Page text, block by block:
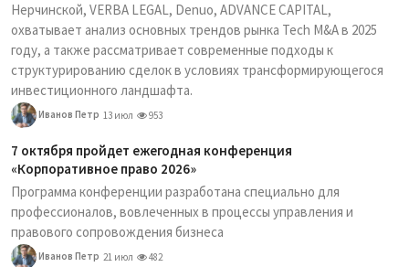
Нерчинской, VERBA LEGAL, Denuo, ADVANCE CAPITAL,
охватывает анализ основных трендов рынка Tech M&A в 2025
году, а также рассматривает современные подходы к
структурированию сделок в условиях трансформирующегося
инвестиционного ландшафта.
Иванов Петр 13 июл 953
7 октября пройдет ежегодная конференция
«Корпоративное право 2026»
Программа конференции разработана специально для
профессионалов, вовлеченных в процессы управления и
правового сопровождения бизнеса
Иванов Петр 21 июл 482